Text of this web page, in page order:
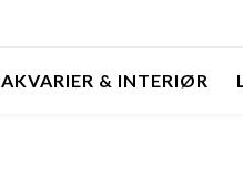
AKVARIER & INTERIØR